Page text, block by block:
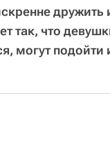
дружить
так, что
могут подойти